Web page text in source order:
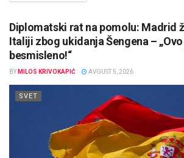
Diplomatski rat na pomolu: Madrid
Italiji zbog ukidanja Šengena –
besmisleno!“
BY MILOS KRIVOKAPIĆ AVGUST 5, 2026
SVET